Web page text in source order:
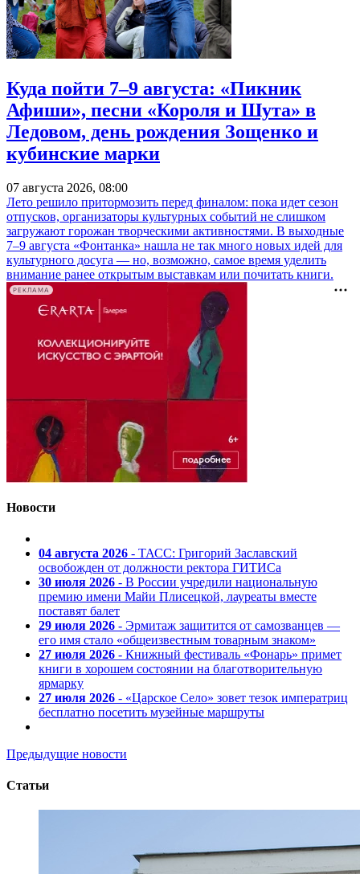
Куда пойти 7–9 августа: «Пикник
Афиши», песни «Короля и Шута» в
Ледовом, день рождения Зощенко и
кубинские марки
07 августа 2026, 08:00
Лето решило притормозить перед финалом: пока идет сезон
отпусков, организаторы культурных событий не слишком
загружают горожан творческими активностями. В выходные
7–9 августа «Фонтанка» нашла не так много новых идей для
культурного досуга — но, возможно, самое время уделить
внимание ранее открытым выставкам или почитать книги.
РЕКЛАМА
Новости
04 августа 2026 - ТАСС: Григорий Заславский
освобожден от должности ректора ГИТИСа
30 июля 2026 - В России учредили национальную
премию имени Майи Плисецкой, лауреаты вместе
поставят балет
29 июля 2026 - Эрмитаж защитится от самозванцев —
его имя стало «общеизвестным товарным знаком»
27 июля 2026 - Книжный фестиваль «Фонарь» примет
книги в хорошем состоянии на благотворительную
ярмарку
27 июля 2026 - «Царское Село» зовет тезок императриц
бесплатно посетить музейные маршруты
Предыдущие новости
Статьи